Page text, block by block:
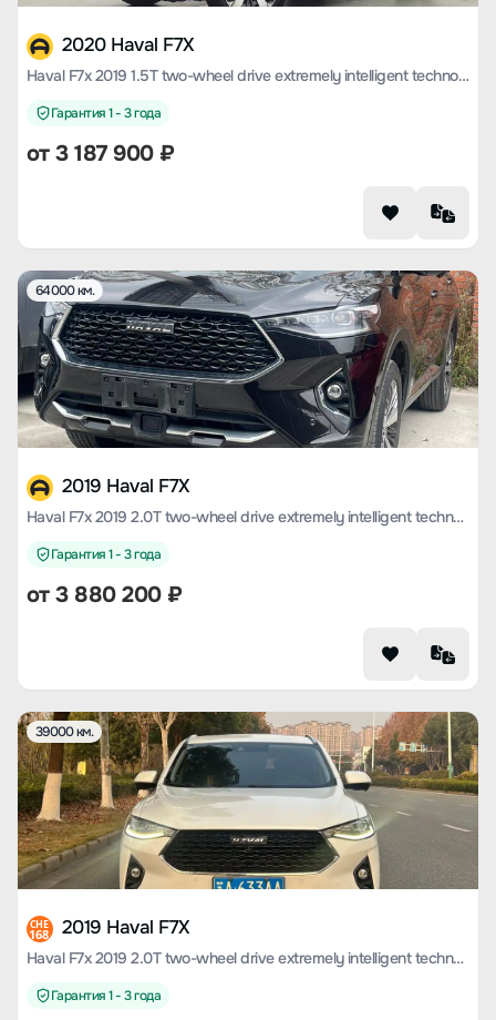
2020 Haval F7X
Haval F7x 2019 1.5T two-wheel drive extremely intelligent technology version
Гарантия 1 - 3 года
от3 187 900₽
64000 км.
2019 Haval F7X
Haval F7x 2019 2.0T two-wheel drive extremely intelligent technology version
Гарантия 1 - 3 года
от3 880 200₽
39000 км.
CHE
168 2019 Haval F7X
Haval F7x 2019 2.0T two-wheel drive extremely intelligent technology version
Гарантия 1 - 3 года